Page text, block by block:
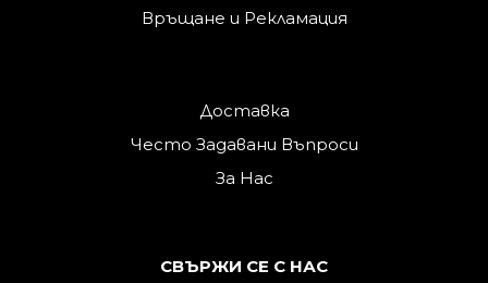
Връщане и Рекламация
Доставка
Често Задавани Въпроси
За Нас
СВЪРЖИ СЕ С НАС